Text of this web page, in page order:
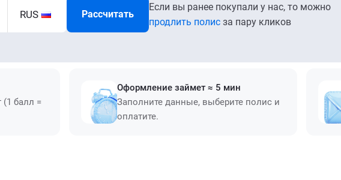
RUS Рассчитать
Если вы ранее покупали у нас, то можно
продлить полис за пару кликов
(1 балл =
Оформление займет ≈ 5 мин
Заполните данные, выберите полис и
оплатите.